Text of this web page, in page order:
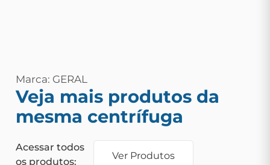
Marca: GERAL
Veja mais produtos da
mesma centrífuga
Acessar todos
os produtos:
Ver Produtos